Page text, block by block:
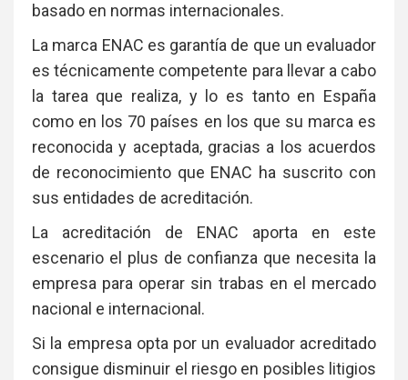
basado en normas internacionales.
La marca ENAC es garantía de que un evaluador
es técnicamente competente para llevar a cabo
la tarea que realiza, y lo es tanto en España
como en los 70 países en los que su marca es
reconocida y aceptada, gracias a los acuerdos
de reconocimiento que ENAC ha suscrito con
sus entidades de acreditación.
La acreditación de ENAC aporta en este
escenario el plus de confianza que necesita la
empresa para operar sin trabas en el mercado
nacional e internacional.
Si la empresa opta por un evaluador acreditado
consigue disminuir el riesgo en posibles litigios